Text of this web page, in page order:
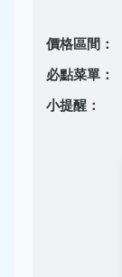
價格區間：
必點菜單：
小提醒：